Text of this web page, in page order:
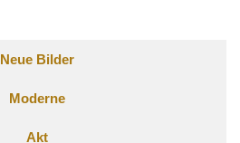
Neue Bilder
Moderne
Akt